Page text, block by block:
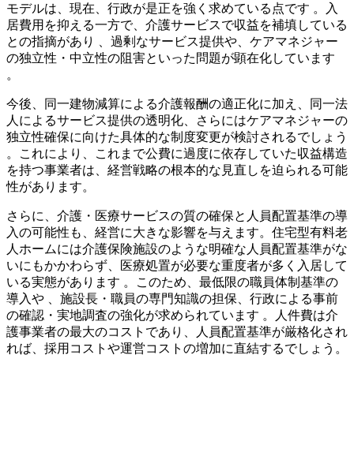
モデルは、現在、行政が是正を強く求めている点です 。入
居費用を抑える一方で、介護サービスで収益を補填している
との指摘があり 、過剰なサービス提供や、ケアマネジャー
の独立性・中立性の阻害といった問題が顕在化しています
。
今後、同一建物減算による介護報酬の適正化に加え、同一法
人によるサービス提供の透明化、さらにはケアマネジャーの
独立性確保に向けた具体的な制度変更が検討されるでしょう
。これにより、これまで公費に過度に依存していた収益構造
を持つ事業者は、経営戦略の根本的な見直しを迫られる可能
性があります。
さらに、介護・医療サービスの質の確保と人員配置基準の導
入の可能性も、経営に大きな影響を与えます。住宅型有料老
人ホームには介護保険施設のような明確な人員配置基準がな
いにもかかわらず、医療処置が必要な重度者が多く入居して
いる実態があります 。このため、最低限の職員体制基準の
導入や 、施設長・職員の専門知識の担保、行政による事前
の確認・実地調査の強化が求められています 。人件費は介
護事業者の最大のコストであり、人員配置基準が厳格化され
れば、採用コストや運営コストの増加に直結するでしょう。